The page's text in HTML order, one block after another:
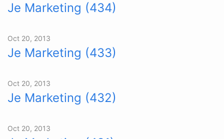
Je Marketing (434)
Oct 20, 2013
Je Marketing (433)
Oct 20, 2013
Je Marketing (432)
Oct 20, 2013